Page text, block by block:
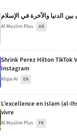
بين الدنيا والآخرة في الإسلام
Al Muslim Plus AR
Shrink Perez Hilton TikTok
Instagram
Klipa AI EN
L’excellence en Islam (al-
vivre
Al Muslim Plus FR